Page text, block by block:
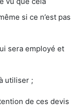
si ce n’est pas
sera employé et
utiliser ;
de ces devis